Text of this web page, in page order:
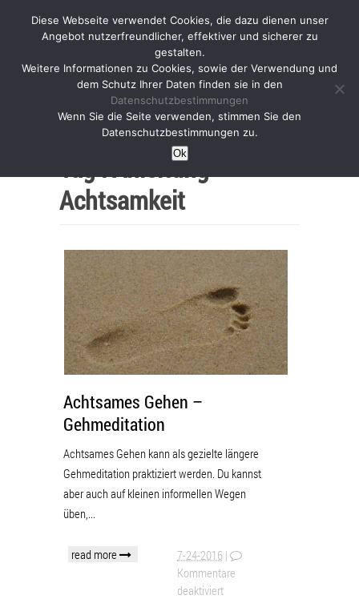
Home
Anleitung
Achtsamkeit
Achtsames Gehen –
Gehmeditation
Achtsames Gehen kann als gezielte längere
Gehmeditation praktiziert werden. Du kannst
aber auch auf kleinen informellen Wegen
üben,...
read more 7-24-2016 |
Kommentare
deaktiviert
Diese Webseite verwendet Cookies, die dazu dienen unser
Angebot nutzerfreundlicher, effektiver und sicherer zu
gestalten.
Weitere Informationen zu Cookies, sowie der Verwendung und
dem Schutz Ihrer Daten finden sie in den
Datenschutzbestimmungen
Wenn Sie die Seite verwenden, stimmen Sie den
Datenschutzbestimmungen zu.
Ok